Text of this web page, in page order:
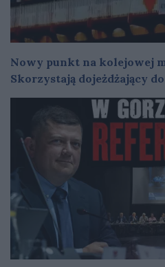
Nowy punkt na kolejowej
Skorzystają dojeżdżający